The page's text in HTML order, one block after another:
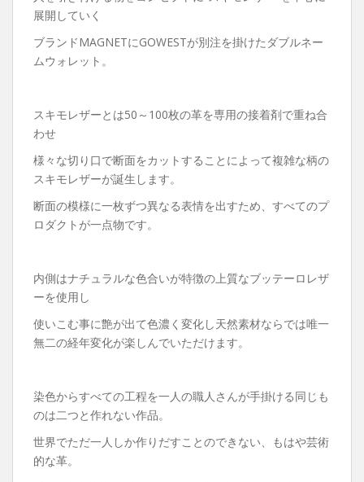
展開していく
ブランドMAGNETにGOWESTが別注を掛けたダブルネー
ムウォレット。
スキモレザーとは50～100枚の革を専用の接着剤で重ね合
わせ
様々な切り口で断面をカットすることによって複雑な柄の
スキモレザーが誕生します。
断面の模様に一枚ずつ異なる表情を出すため、すべてのプ
ロダクトが一点物です。
内側はナチュラルな色合いが特徴の上質なブッテーロレザ
ーを使用し
使いこむ事に艶が出て色濃く変化し天然素材ならでは唯一
無二の経年変化が楽しんでいただけます。
染色からすべての工程を一人の職人さんが手掛ける同じも
のは二つと作れない作品。
世界でただ一人しか作りだすことのできない、もはや芸術
的な革。